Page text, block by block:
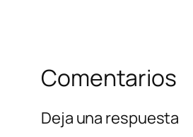
Comentarios
Deja una respuesta